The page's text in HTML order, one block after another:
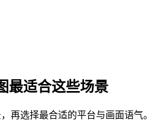
最适合这些场景
再选择最合适的平台与画面语气。